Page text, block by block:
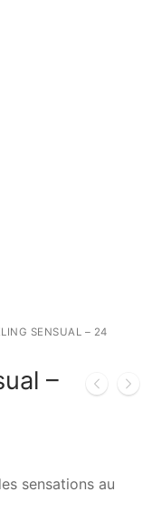
SENSUAL – 24
–
sensations au